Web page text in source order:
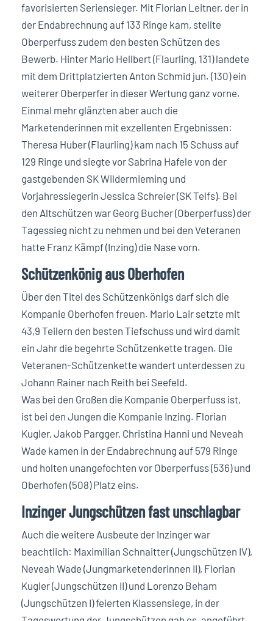
favorisierten Seriensieger. Mit Florian Leitner, der in
der Endabrechnung auf 133 Ringe kam, stellte
Oberperfuss zudem den besten Schützen des
Bewerb. Hinter Mario Hellbert (Flaurling, 131) landete
mit dem Drittplatzierten Anton Schmid jun. (130) ein
weiterer Oberperfer in dieser Wertung ganz vorne.
Einmal mehr glänzten aber auch die
Marketenderinnen mit exzellenten Ergebnissen:
Theresa Huber (Flaurling) kam nach 15 Schuss auf
129 Ringe und siegte vor Sabrina Hafele von der
gastgebenden SK Wildermieming und
Vorjahressiegerin Jessica Schreier (SK Telfs). Bei
den Altschützen war Georg Bucher (Oberperfuss) der
Tagessieg nicht zu nehmen und bei den Veteranen
hatte Franz Kämpf (Inzing) die Nase vorn.
Schützenkönig aus Oberhofen
Über den Titel des Schützenkönigs darf sich die
Kompanie Oberhofen freuen. Mario Lair setzte mit
43,9 Teilern den besten Tiefschuss und wird damit
ein Jahr die begehrte Schützenkette tragen. Die
Veteranen-Schützenkette wandert unterdessen zu
Johann Rainer nach Reith bei Seefeld.
Was bei den Großen die Kompanie Oberperfuss ist,
ist bei den Jungen die Kompanie Inzing. Florian
Kugler, Jakob Pargger, Christina Hanni und Neveah
Wade kamen in der Endabrechnung auf 579 Ringe
und holten unangefochten vor Oberperfuss (536) und
Oberhofen (508) Platz eins.
Inzinger Jungschützen fast unschlagbar
Auch die weitere Ausbeute der Inzinger war
beachtlich: Maximilian Schnaitter (Jungschützen IV),
Neveah Wade (Jungmarketenderinnen II), Florian
Kugler (Jungschützen II) und Lorenzo Beham
(Jungschützen I) feierten Klassensiege, in der